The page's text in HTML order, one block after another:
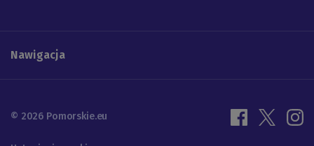
Nawigacja
© 2026 Pomorskie.eu